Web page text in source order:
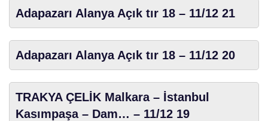
Adapazarı Alanya Açık tır 18 – 11/12 21
Adapazarı Alanya Açık tır 18 – 11/12 20
TRAKYA ÇELİK Malkara – İstanbul
Kasımpaşa – Dam… – 11/12 19